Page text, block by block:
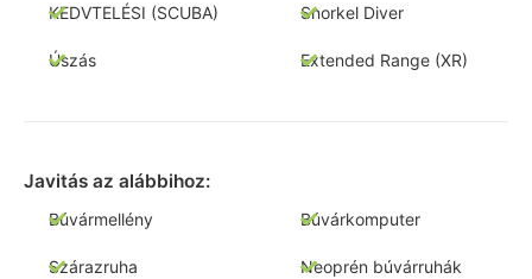
KEDVTELÉSI (SCUBA) Snorkel Diver
Úszás Extended Range (XR)
Javitás az alábbihoz:
Búvármellény Búvárkomputer
Szárazruha Neoprén búvárruhák